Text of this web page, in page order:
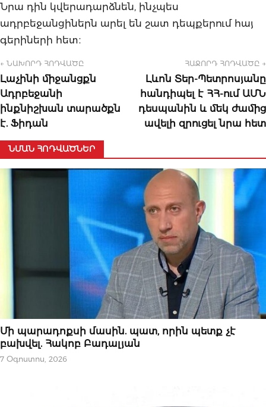
Նրա դին կվերադարձնեն, ինչպես
ադրբեջանցիներն արել են շատ դեպքերում հայ
գերիների հետ։
← ՆԱԽՈՐԴ ՀՈԴՎԱԾԸ
Լաչինի միջանցքն
Ադրբեջանի
ինքնիշխան տարածքն
է. Ֆիդան
ՀԱՋՈՐԴ ՀՈԴՎԱԾԸ →
Լևոն Տեր-Պետրոսյանը
հանդիպել է ՀՀ-ում ԱՄՆ
դեսպանին և մեկ ժամից
ավելի զրուցել նրա հետ
ՆՄԱՆ ՀՈԴՎԱԾՆԵՐ
ՆՈՐՈՒԹՅՈՒՆՆԵՐ
Մի պարադոքսի մասին. պատ, որին պետք չէ
բախվել. Հակոբ Բադալյան
7 Օգոստոս, 2026